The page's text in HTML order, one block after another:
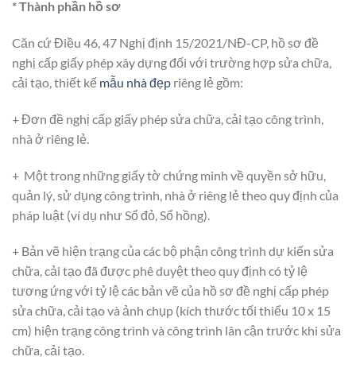
* Thành phần hồ sơ
Căn cứ Điều 46, 47 Nghị định 15/2021/NĐ-CP, hồ sơ đề
nghị cấp giấy phép xây dựng đối với trường hợp sửa chữa,
cải tạo, thiết kế mẫu nhà đẹp riêng lẻ gồm:
+ Đơn đề nghị cấp giấy phép sửa chữa, cải tạo công trình,
nhà ở riêng lẻ.
+ Một trong những giấy tờ chứng minh về quyền sở hữu,
quản lý, sử dụng công trình, nhà ở riêng lẻ theo quy định của
pháp luật (ví dụ như Sổ đỏ, Sổ hồng).
+ Bản vẽ hiện trạng của các bộ phận công trình dự kiến sửa
chữa, cải tạo đã được phê duyệt theo quy định có tỷ lệ
tương ứng với tỷ lệ các bản vẽ của hồ sơ đề nghị cấp phép
sửa chữa, cải tạo và ảnh chụp (kích thước tối thiểu 10 x 15
cm) hiện trạng công trình và công trình lân cận trước khi sửa
chữa, cải tạo.